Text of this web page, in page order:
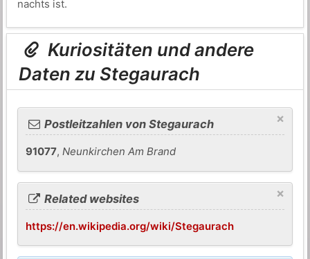
nachts ist.
Kuriositäten und andere
Daten zu Stegaurach
×
Postleitzahlen von Stegaurach
91077,Neunkirchen Am Brand
×
Related websites
https://en.wikipedia.org/wiki/Stegaurach